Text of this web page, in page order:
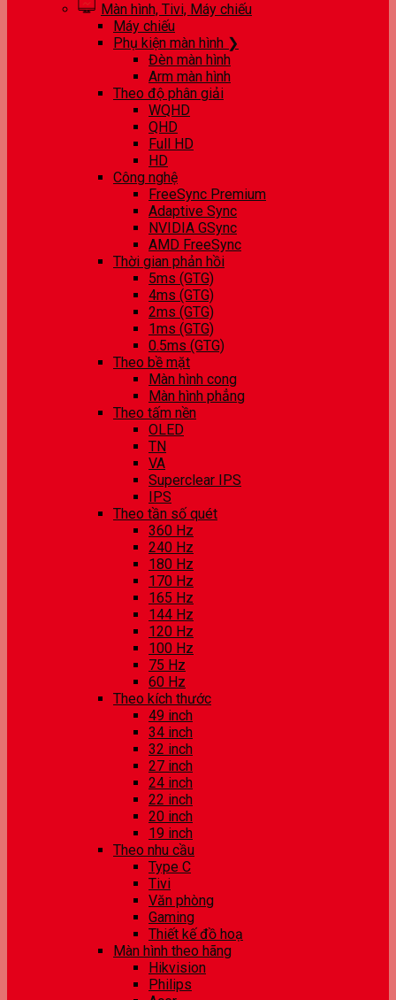
Màn hình, Tivi, Máy chiếu
Máy chiếu
Phụ kiện màn hình ❯
Đèn màn hình
Arm màn hình
Theo độ phân giải
WQHD
QHD
Full HD
HD
Công nghệ
FreeSync Premium
Adaptive Sync
NVIDIA GSync
AMD FreeSync
Thời gian phản hồi
5ms (GTG)
4ms (GTG)
2ms (GTG)
1ms (GTG)
0.5ms (GTG)
Theo bề mặt
Màn hình cong
Màn hình phẳng
Theo tấm nền
OLED
TN
VA
Superclear IPS
IPS
Theo tần số quét
360 Hz
240 Hz
180 Hz
170 Hz
165 Hz
144 Hz
120 Hz
100 Hz
75 Hz
60 Hz
Theo kích thước
49 inch
34 inch
32 inch
27 inch
24 inch
22 inch
20 inch
19 inch
Theo nhu cầu
Type C
Tivi
Văn phòng
Gaming
Thiết kế đồ hoạ
Màn hình theo hãng
Hikvision
Philips